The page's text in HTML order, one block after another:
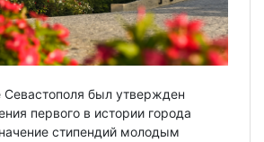
Севастополя был утвержден
первого в истории города
стипендий молодым